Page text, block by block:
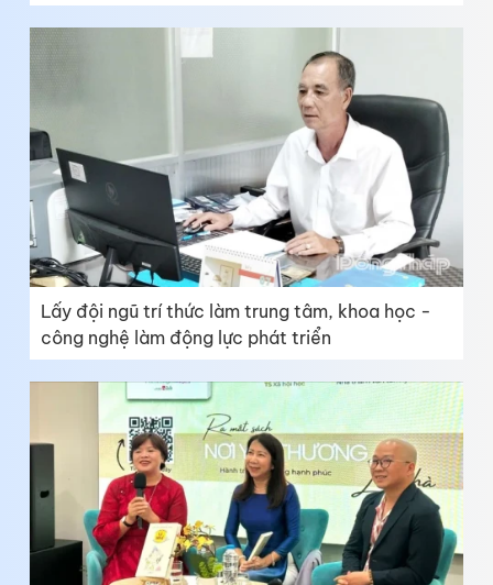
Lấy đội ngũ trí thức làm trung tâm, khoa học -
công nghệ làm động lực phát triển